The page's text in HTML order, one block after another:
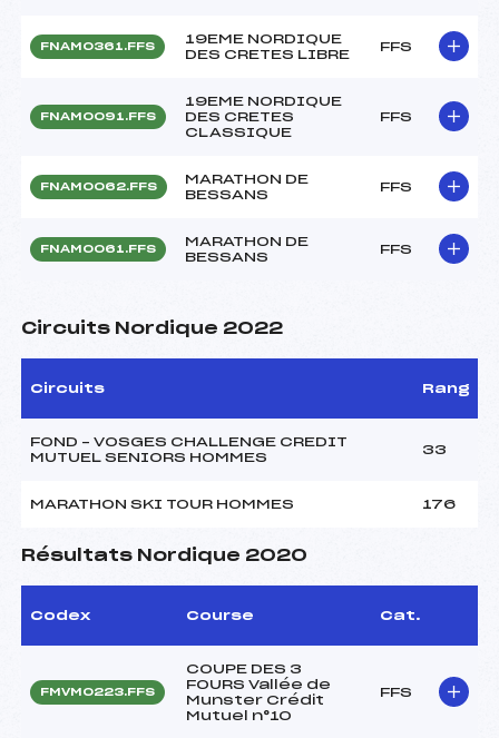
FNAM0361.FFS
19EME NORDIQUE
DES CRETES LIBRE
FFS
FNAM0091.FFS
19EME NORDIQUE
DES CRETES
CLASSIQUE
FFS
FNAM0062.FFS
MARATHON DE
BESSANS
FFS
FNAM0061.FFS
MARATHON DE
BESSANS
FFS
Circuits Nordique 2022
Circuits Rang
FOND – VOSGES CHALLENGE CREDIT
MUTUEL SENIORS HOMMES
33
MARATHON SKI TOUR HOMMES 176
Résultats Nordique 2020
Codex Course Cat.
FMVM0223.FFS
COUPE DES 3
FOURS Vallée de
Munster Crédit
Mutuel n°10
FFS